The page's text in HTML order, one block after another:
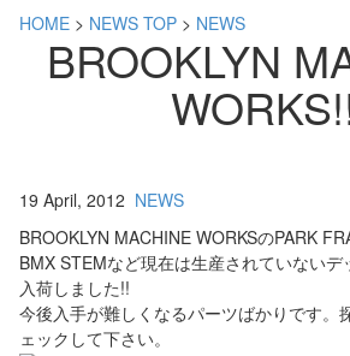
HOME > NEWS TOP > NEWS
BROOKLYN
19 April, 2012 NEWS
BROOKLYN MACHINE WORKSのPARK
BMX STEMなど現在は生産されていない
入荷しました!!
今後入手が難しくなるパーツばかりです。
ェックして下さい。